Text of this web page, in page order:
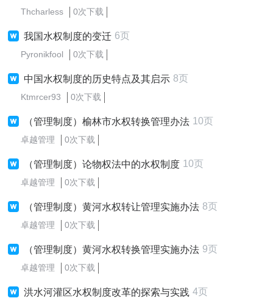
Thcharless 0次下载
我国水权制度的变迁 6页
Pyronikfool 0次下载
中国水权制度的历史特点及其启示 8页
Ktmrcer93 0次下载
（管理制度）榆林市水权转换管理办法 10页
卓越管理 0次下载
（管理制度）论物权法中的水权制度 10页
卓越管理 0次下载
（管理制度）黄河水权转让管理实施办法 8页
卓越管理 0次下载
（管理制度）黄河水权转换管理实施办法 9页
卓越管理 0次下载
洪水河灌区水权制度改革的探索与实践 4页